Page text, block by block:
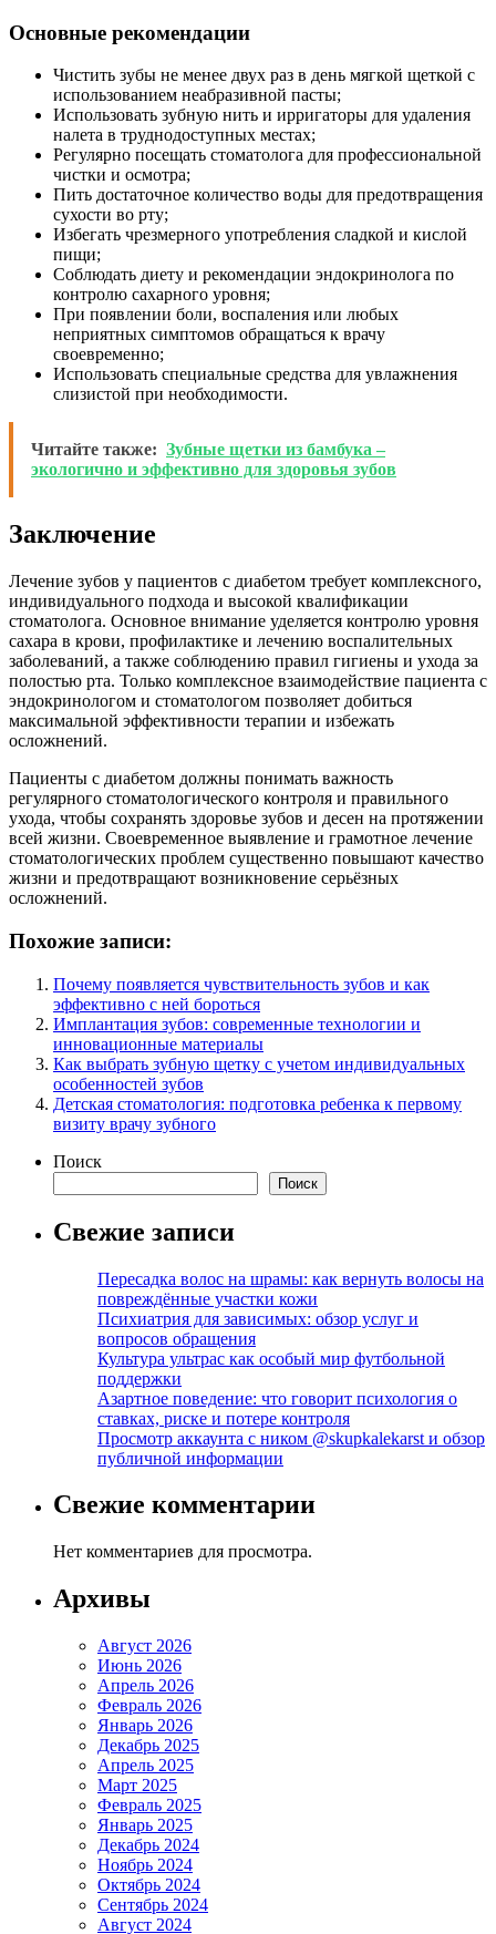
Основные рекомендации
Чистить зубы не менее двух раз в день мягкой щеткой с
использованием неабразивной пасты;
Использовать зубную нить и ирригаторы для удаления
налета в труднодоступных местах;
Регулярно посещать стоматолога для профессиональной
чистки и осмотра;
Пить достаточное количество воды для предотвращения
сухости во рту;
Избегать чрезмерного употребления сладкой и кислой
пищи;
Соблюдать диету и рекомендации эндокринолога по
контролю сахарного уровня;
При появлении боли, воспаления или любых
неприятных симптомов обращаться к врачу
своевременно;
Использовать специальные средства для увлажнения
слизистой при необходимости.
Читайте также: Зубные щетки из бамбука –
экологично и эффективно для здоровья зубов
Заключение
Лечение зубов у пациентов с диабетом требует комплексного,
индивидуального подхода и высокой квалификации
стоматолога. Основное внимание уделяется контролю уровня
сахара в крови, профилактике и лечению воспалительных
заболеваний, а также соблюдению правил гигиены и ухода за
полостью рта. Только комплексное взаимодействие пациента с
эндокринологом и стоматологом позволяет добиться
максимальной эффективности терапии и избежать
осложнений.
Пациенты с диабетом должны понимать важность
регулярного стоматологического контроля и правильного
ухода, чтобы сохранять здоровье зубов и десен на протяжении
всей жизни. Своевременное выявление и грамотное лечение
стоматологических проблем существенно повышают качество
жизни и предотвращают возникновение серьёзных
осложнений.
Похожие записи:
Почему появляется чувствительность зубов и как
эффективно с ней бороться
Имплантация зубов: современные технологии и
инновационные материалы
Как выбрать зубную щетку с учетом индивидуальных
особенностей зубов
Детская стоматология: подготовка ребенка к первому
визиту врачу зубного
Поиск
Поиск
Свежие записи
Пересадка волос на шрамы: как вернуть волосы на
повреждённые участки кожи
Психиатрия для зависимых: обзор услуг и
вопросов обращения
Культура ультрас как особый мир футбольной
поддержки
Азартное поведение: что говорит психология о
ставках, риске и потере контроля
Просмотр аккаунта с ником @skupkalekarst и обзор
публичной информации
Свежие комментарии
Нет комментариев для просмотра.
Архивы
Август 2026
Июнь 2026
Апрель 2026
Февраль 2026
Январь 2026
Декабрь 2025
Апрель 2025
Март 2025
Февраль 2025
Январь 2025
Декабрь 2024
Ноябрь 2024
Октябрь 2024
Сентябрь 2024
Август 2024